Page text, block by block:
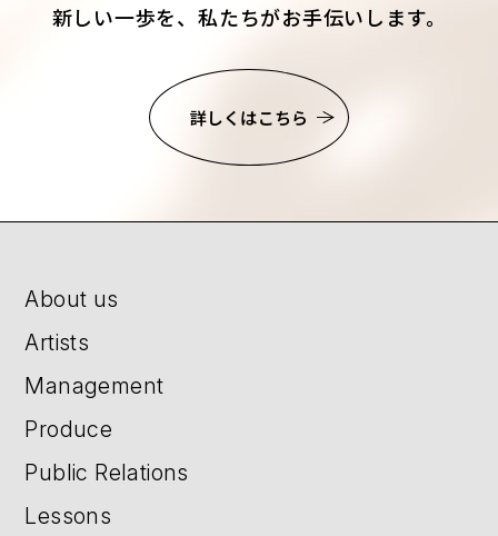
新しい一歩を、私たちがお手伝いします。
詳しくはこちら
About us
Artists
Management
Produce
Public Relations
Lessons